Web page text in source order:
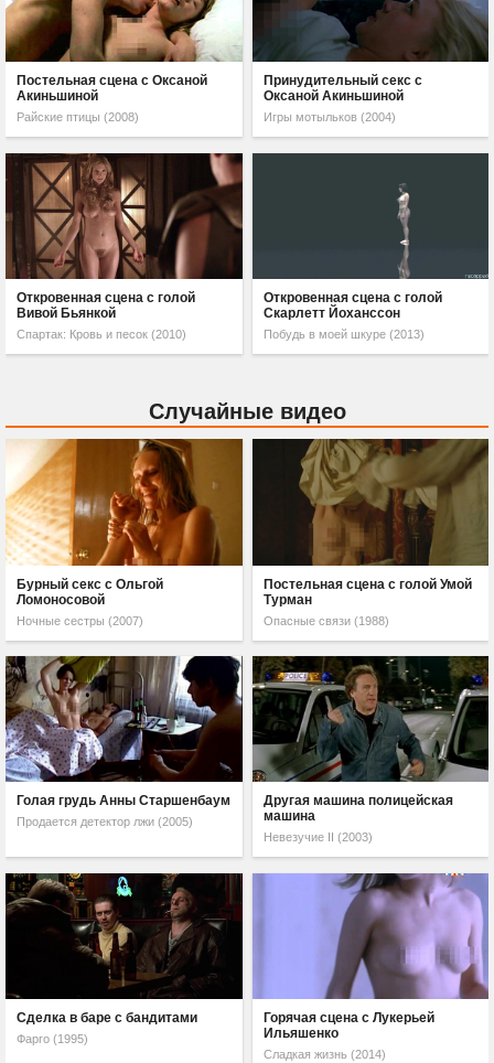
Постельная сцена с Оксаной
Акиньшиной
Райские птицы (2008)
Принудительный секс с
Оксаной Акиньшиной
Игры мотыльков (2004)
Откровенная сцена с голой
Вивой Бьянкой
Спартак: Кровь и песок (2010)
Откровенная сцена с голой
Скарлетт Йоханссон
Побудь в моей шкуре (2013)
Случайные видео
Бурный секс с Ольгой
Ломоносовой
Ночные сестры (2007)
Постельная сцена с голой Умой
Турман
Опасные связи (1988)
Голая грудь Анны Старшенбаум
Продается детектор лжи (2005)
Другая машина полицейская
машина
Невезучие II (2003)
Сделка в баре с бандитами
Фарго (1995)
Горячая сцена с Лукерьей
Ильяшенко
Сладкая жизнь (2014)